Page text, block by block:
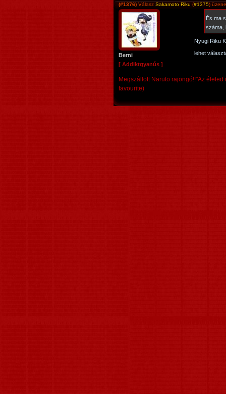
(#1376) Válasz Sakamoto Riku (#1375)
Berni
[ Addiktgyanús ]
És ma
száma,
Nyugi Riku
lehet
Megszállott Naruto rajongó!!"Az
favourite)